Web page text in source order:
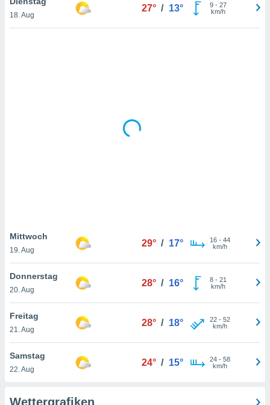
weiterhin
nicht
von
und
auf
klicken.
18. Aug
27° / 13° 9- 27
km/h
Mittwoch
19. Aug
29° / 17° 16- 44
km/h
Donnerstag
20. Aug
28° / 16° 8- 21
km/h
Freitag
21. Aug
28° / 18° 22- 52
km/h
Samstag
22. Aug
24° / 15° 24- 58
km/h
Wettergrafiken